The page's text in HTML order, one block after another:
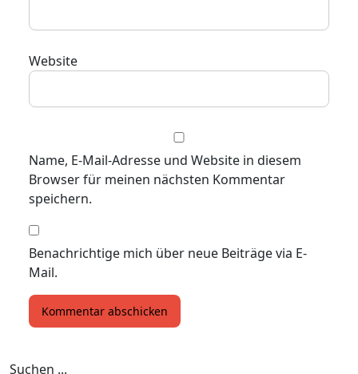
Website
Name, E-Mail-Adresse und Website in diesem
Browser für meinen nächsten Kommentar
speichern.
Benachrichtige mich über neue Beiträge via E-
Mail.
Suchen ...